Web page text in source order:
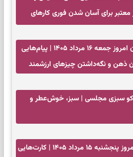
معتبر برای آسان شدن فوری کارهای
فال فرشتگان امروز جمعه ۱۶ مرداد ۱۴۰۵ | پیام‌هایی
ذهن و نگه‌داشتن چیزهای ارزشمند
سبزی مجلسی | سبز، خوش‌عطر و
فال تاروت امروز پنجشنبه ۱۵ مرداد ۱۴۰۵ | کارت‌هایی